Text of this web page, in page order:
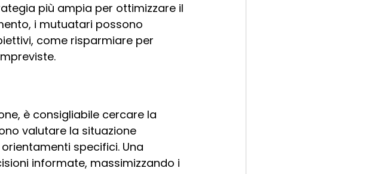
più ampia per ottimizzare il
i mutuatari possono
come risparmiare per
è consigliabile cercare la
valutare la situazione
specifici. Una
informate, massimizzando i